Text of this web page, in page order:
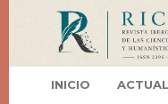
INICIO ACTUAL